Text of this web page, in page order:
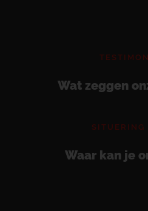
Wat zeggen
SITUERING
Waar kan je